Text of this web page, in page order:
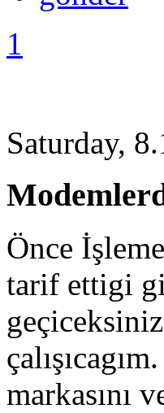
1
Saturday,
Önce
tarif ettigi
markasını